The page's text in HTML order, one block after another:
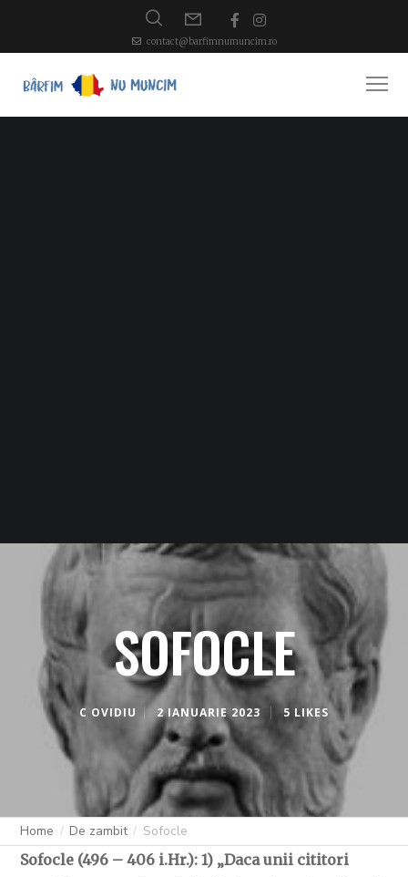
contact@barfimnumuncim.ro
SOFOCLE
C OVIDIU 2 IANUARIE 2023 5 LIKES
Home De zambit Sofocle
Sofocle (496 – 406 i.Hr.): 1) „Daca unii cititori